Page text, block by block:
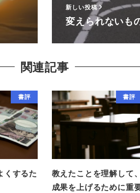
新しい投稿
変えられないも
関連記事
書評
くするた
書評
教えたことを理解して、
成果を上げるために重